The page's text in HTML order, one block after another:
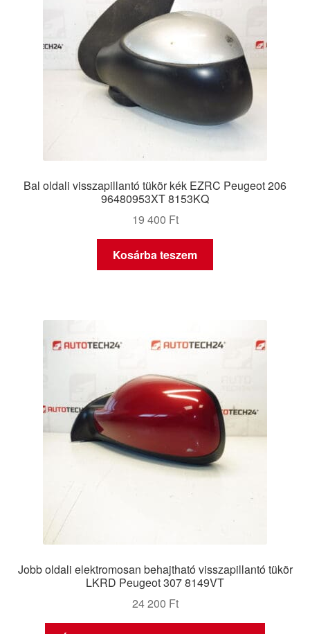
Bal oldali visszapillantó tükör kék EZRC Peugeot 206
96480953XT 8153KQ
19 400 Ft
Kosárba teszem
Jobb oldali elektromosan behajtható visszapillantó tükör
LKRD Peugeot 307 8149VT
24 200 Ft